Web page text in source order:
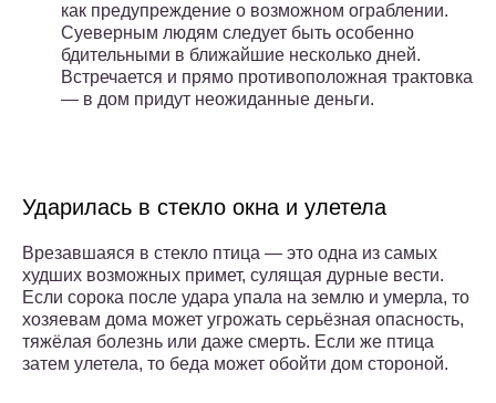
как предупреждение о возможном ограблении.
Суеверным людям следует быть особенно
бдительными в ближайшие несколько дней.
Встречается и прямо противоположная трактовка
— в дом придут неожиданные деньги.
Ударилась в стекло окна и улетела
Врезавшаяся в стекло птица — это одна из самых
худших возможных примет, сулящая дурные вести.
Если сорока после удара упала на землю и умерла, то
хозяевам дома может угрожать серьёзная опасность,
тяжёлая болезнь или даже смерть. Если же птица
затем улетела, то беда может обойти дом стороной.